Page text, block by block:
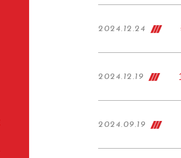
2024.12.24
2024.12.19
2024.09.19